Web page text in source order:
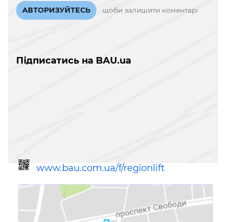
АВТОРИЗУЙТЕСЬ щоби залишити коментарі
Підписатись на BAU.ua
www.bau.com.ua/f/regionlift